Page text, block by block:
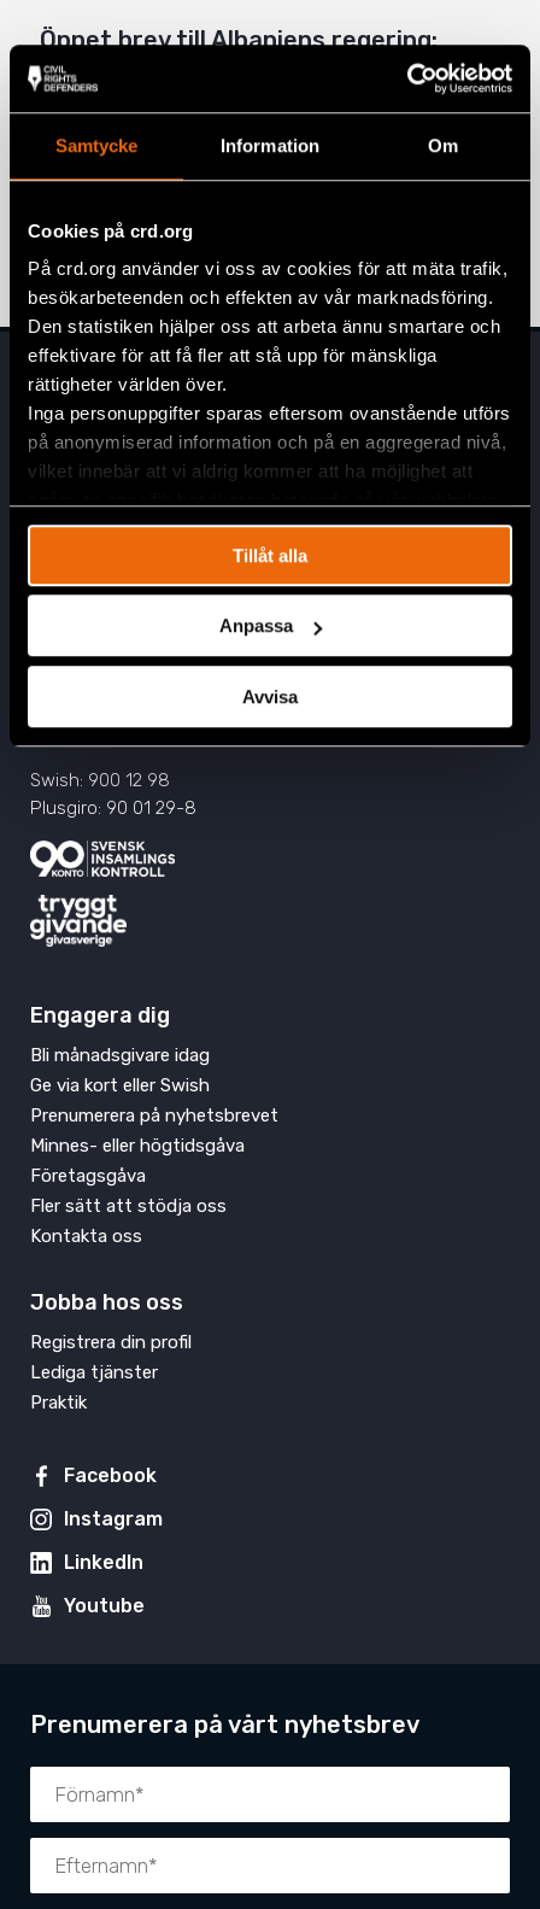
Samtycke Information Om
Cookies på crd.org
På crd.org använder vi oss av cookies för att mäta trafik,
besökarbeteenden och effekten av vår marknadsföring.
Den statistiken hjälper oss att arbeta ännu smartare och
effektivare för att få fler att stå upp för mänskliga
rättigheter världen över.
Inga personuppgifter sparas eftersom ovanstående utförs
på anonymiserad information och på en aggregerad nivå,
vilket innebär att vi aldrig kommer att ha möjlighet att
Tillåt alla
Anpassa
Avvisa
Öppet brev till Albaniens regering:
Uppmaning till översyn av
migrationsavtalet med Italien.
ALBANIEN UTTALANDEN 16 november 2023
”Aktivism ses som något som inte ska
kosta”
ALBANIEN NYHETER
Civil Rights Defenders
SE-116 64 Stockholm, Sverige
+46 (0)8 545 277 30
Swish: 900 12 98
Plusgiro: 90 01 29-8
Engagera dig
Bli månadsgivare idag
Ge via kort eller Swish
Prenumerera på nyhetsbrevet
Minnes- eller högtidsgåva
Företagsgåva
Fler sätt att stödja oss
Kontakta oss
Jobba hos oss
Registrera din profil
Lediga tjänster
Praktik
Facebook
Instagram
LinkedIn
Youtube
Prenumerera på vårt nyhetsbrev